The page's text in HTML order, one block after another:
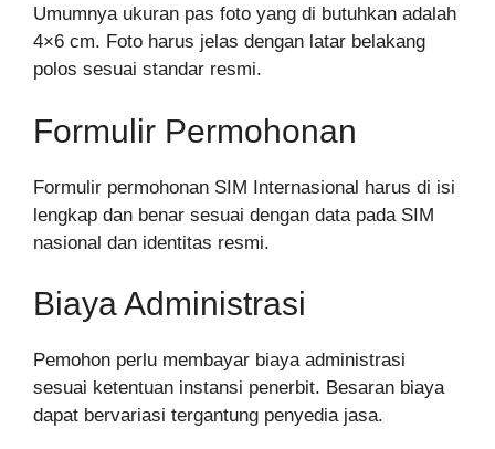
Umumnya ukuran pas foto yang di butuhkan adalah
4×6 cm. Foto harus jelas dengan latar belakang
polos sesuai standar resmi.
Formulir Permohonan
Formulir permohonan SIM Internasional harus di isi
lengkap dan benar sesuai dengan data pada SIM
nasional dan identitas resmi.
Biaya Administrasi
Pemohon perlu membayar biaya administrasi
sesuai ketentuan instansi penerbit. Besaran biaya
dapat bervariasi tergantung penyedia jasa.